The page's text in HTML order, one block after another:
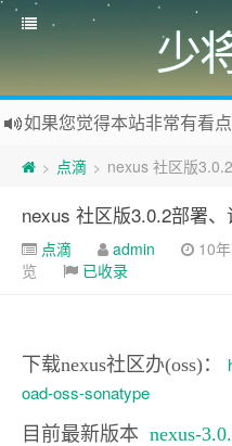
少
> 点滴 > nexus 社区版
nexus 社区版3.0.2部署、
点滴 admin 10
览
已收录
下载nexus社区办(oss)：
oad-oss-sonatype
目前最新版本 nexus-